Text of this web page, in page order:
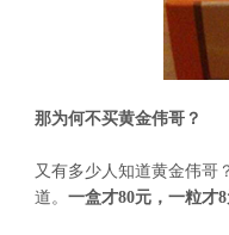
那为何不买黄金伟哥？
又有多少人知道黄金伟哥
道。 一盒才80元，一粒才